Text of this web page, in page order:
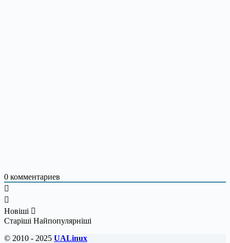
0 комментариев
Новіші
Старіші Найпопулярніші
© 2010 - 2025 UALinux